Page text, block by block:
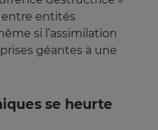
entités
si l’assimilation
géantes à une
se heurte